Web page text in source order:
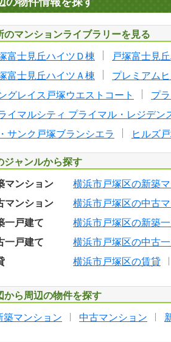
のマンションライブラリーを見る
富士見丘ハイツＤ棟 戸塚富士見
富士見丘ハイツＡ棟
プレミアム
グレイス戸塚ウエストコート
プ
イマルシティ プライマル・レジデン
サンク戸塚ブランシエラ
ヒルズ
ジャンルから探す
マンション 横浜市戸塚区の新築
マンション
横浜市戸塚区の中古
一戸建て
横浜市戸塚区の新築
一戸建て
横浜市戸塚区の中古
横浜市戸塚区の賃貸
から周辺の物件を探す
築マンション 中古マンション